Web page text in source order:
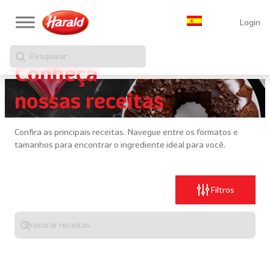
Login
Pesquisar
Conheça
nossas receitas
Confira as principais receitas. Navegue entre os formatos e
tamanhos para encontrar o ingrediente ideal para você.
Filtros
Digite
algo
para